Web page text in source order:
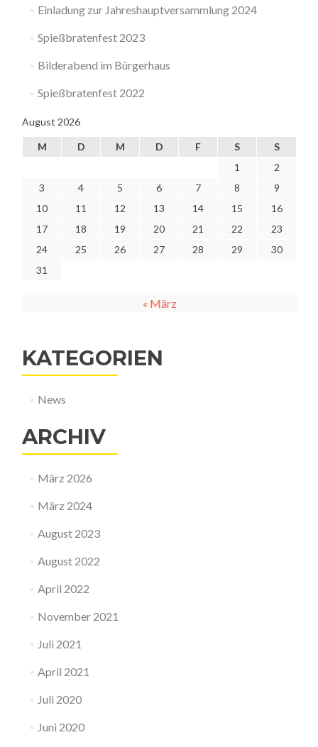
Einladung zur Jahreshauptversammlung 2024
Spießbratenfest 2023
Bilderabend im Bürgerhaus
Spießbratenfest 2022
August 2026
M D M D F S
S
1
2
3
4 5 6 7 8
9
10
11 12 13 14 15
16
17
18 19 20 21 22
23
24
25 26 27 28 29
30
31
« März
KATEGORIEN
News
ARCHIV
März 2026
März 2024
August 2023
August 2022
April 2022
November 2021
Juli 2021
April 2021
Juli 2020
Juni 2020